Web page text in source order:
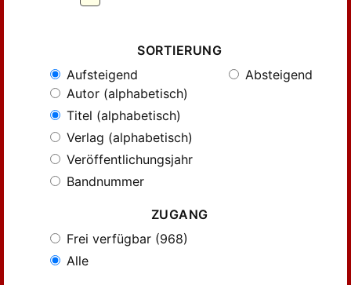
SORTIERUNG
Aufsteigend
Absteigend
Autor (alphabetisch)
Titel (alphabetisch)
Verlag (alphabetisch)
Veröffentlichungsjahr
Bandnummer
ZUGANG
Frei verfügbar (968)
Alle